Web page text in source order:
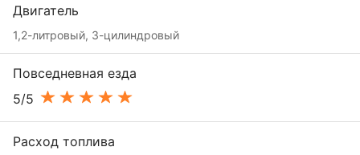
Двигатель
1,2-литровый, 3-цилиндровый
Повседневная езда
5/5
Расход топлива